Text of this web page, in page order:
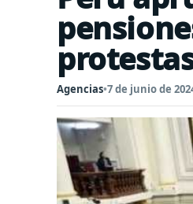
Agencias•7 de junio de